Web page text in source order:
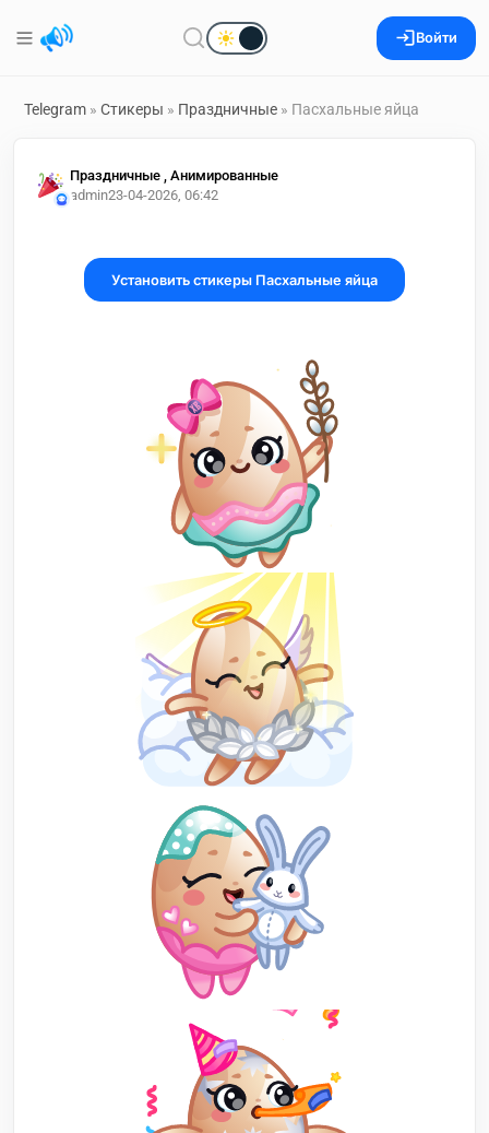
Войти
Telegram » Стикеры » Праздничные » Пасхальные яйца
Праздничные , Анимированные
admin23-04-2026, 06:42
Установить стикеры Пасхальные яйца